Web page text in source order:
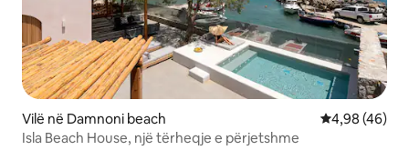
Vilë në Damnoni beach Vlerësimi
4,98 (46)
Isla Beach House, një tërheqje e përjetshme